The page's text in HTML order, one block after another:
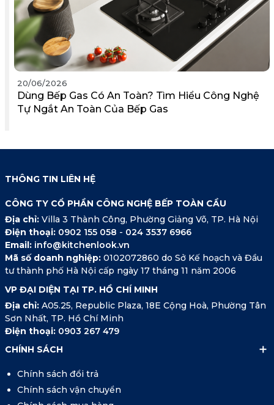
20/06/2026
Dùng Bếp Gas Có An Toàn? Tìm Hiểu Công Nghệ
Tự Ngắt An Toàn Của Bếp Gas
THÔNG TIN LIÊN HỆ
CÔNG TY CỔ PHẦN CÔNG NGHỆ BẾP TOÀN CẦU
Địa chỉ: Villa 3 Thành Công, Phường Giảng Võ, TP. Hà Nội
Điện thoại: 0902 155 058 - 024 3537 6966
Email: info@kitchenlook.vn
Mã số doanh nghiệp:0102072860 do Sở Kế hoạch và Đầu
tư thành phố Hà Nội cấp ngày 17 tháng 11 năm 2006
VP ĐẠI DIỆN TẠI TP. HỒ CHÍ MINH
Địa chỉ: A05.25, Republic Plaza, 18E Cộng Hoà, Phường Tân
Sơn Nhất, TP. Hồ Chí Minh
Điện thoại: 0903 267 479
CHÍNH SÁCH
Chính sách đổi trả
Chính sách vận chuyển